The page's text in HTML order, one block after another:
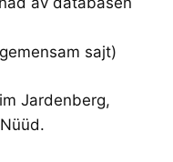
sajt)
Jardenberg,
.